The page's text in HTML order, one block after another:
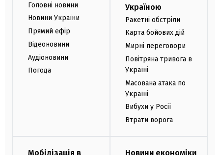
Головні новини
Новини України
Прямий ефір
Відеоновини
Аудіоновини
Погода
Україною
Ракетні обстріли
Карта бойових дій
Мирні переговори
Повітряна тривога в
Україні
Масована атака по
Україні
Вибухи у Росії
Втрати ворога
Мобілізація в
Новини економіки